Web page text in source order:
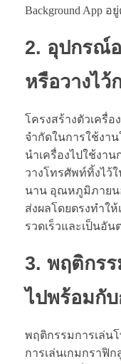
Background App อ
2. อุปกรณ์
หรือวางไว้
โครงสร้างตัวเครื่
จำกัดในการใช้งา
นำเครื่องไปใช้งา
วางโทรศัพท์ทิ้งไว้
นาน อุณหภูมิภายน
ส่งผลโดยตรงทำใ
รวดเร็วและเป็นอั
3. พฤติกร
ไปพร้อมกั
พฤติกรรมการเล่น
การเล่นเกมกราฟิ